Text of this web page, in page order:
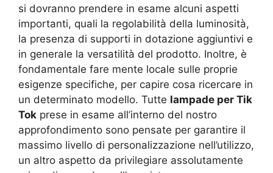
si dovranno prendere in esame alcuni aspetti
importanti, quali la regolabilità della luminosità,
la presenza di supporti in dotazione aggiuntivi e
in generale la versatilità del prodotto. Inoltre, è
fondamentale fare mente locale sulle proprie
esigenze specifiche, per capire cosa ricercare in
un determinato modello. Tutte lampade per Tik
Tok prese in esame all’interno del nostro
approfondimento sono pensate per garantire il
massimo livello di personalizzazione nell’utilizzo,
un altro aspetto da privilegiare assolutamente